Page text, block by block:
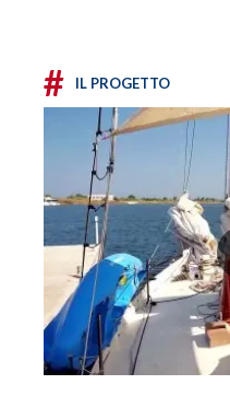
# IL PROGETTO